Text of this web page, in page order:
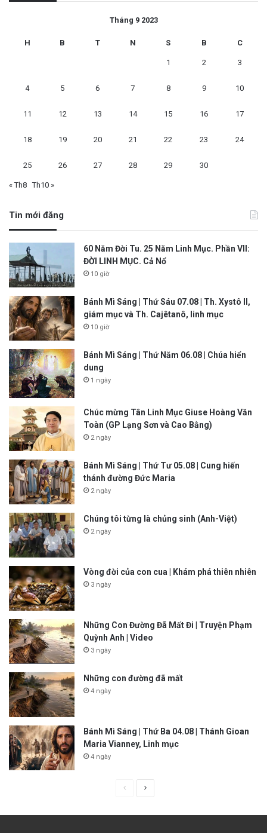
Tháng 9 2023
H B T N S B C
1 2 3
4 5 6 7 8 9 10
11 12 13 14 15 16 17
18 19 20 21 22 23 24
25 26 27 28 29 30
« Th8 Th10 »
Tin mới đăng
60 Năm Đời Tu. 25 Năm Linh Mục. Phần VII:
ĐỜI LINH MỤC. Cả Nổ
10 giờ
Bánh Mì Sáng | Thứ Sáu 07.08 | Th. Xystô II,
giám mục và Th. Cajêtanô, linh mục
10 giờ
Bánh Mì Sáng | Thứ Năm 06.08 | Chúa hiển
dung
1 ngày
Chúc mừng Tân Linh Mục Giuse Hoàng Văn
Toàn (GP Lạng Sơn và Cao Bằng)
2 ngày
Bánh Mì Sáng | Thứ Tư 05.08 | Cung hiến
thánh đường Đức Maria
2 ngày
Chúng tôi từng là chủng sinh (Anh-Việt)
2 ngày
Vòng đời của con cua | Khám phá thiên nhiên
3 ngày
Những Con Đường Đã Mất Đi | Truyện Phạm
Quỳnh Anh | Video
3 ngày
Những con đường đã mất
4 ngày
Bánh Mì Sáng | Thứ Ba 04.08 | Thánh Gioan
Maria Vianney, Linh mục
4 ngày